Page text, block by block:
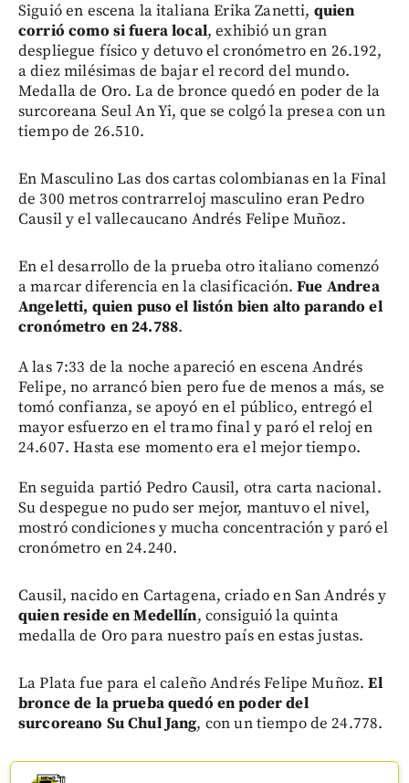
Siguió en escena la italiana Erika Zanetti, quien
corrió como si fuera local, exhibió un gran
despliegue físico y detuvo el cronómetro en 26.192,
a diez milésimas de bajar el record del mundo.
Medalla de Oro. La de bronce quedó en poder de la
surcoreana Seul An Yi, que se colgó la presea con un
tiempo de 26.510.
En Masculino Las dos cartas colombianas en la Final
de 300 metros contrarreloj masculino eran Pedro
Causil y el vallecaucano Andrés Felipe Muñoz.
En el desarrollo de la prueba otro italiano comenzó
a marcar diferencia en la clasificación.Fue Andrea
Angeletti, quien puso el listón bien alto parando el
cronómetro en 24.788.
A las 7:33 de la noche apareció en escena Andrés
Felipe, no arrancó bien pero fue de menos a más, se
tomó confianza, se apoyó en el público, entregó el
mayor esfuerzo en el tramo final y paró el reloj en
24.607. Hasta ese momento era el mejor tiempo.
En seguida partió Pedro Causil, otra carta nacional.
Su despegue no pudo ser mejor, mantuvo el nivel,
mostró condiciones y mucha concentración y paró el
cronómetro en 24.240.
Causil, nacido en Cartagena, criado en San Andrés y
quien reside en Medellín, consiguió la quinta
medalla de Oro para nuestro país en estas justas.
La Plata fue para el caleño Andrés Felipe Muñoz.El
bronce de la prueba quedó en poder del
surcoreano Su Chul Jang, con un tiempo de 24.778.